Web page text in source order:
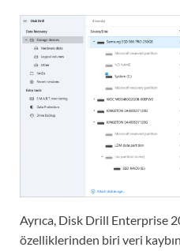
Ayrıca, Disk Drill Enterprise
özelliklerinden biri veri